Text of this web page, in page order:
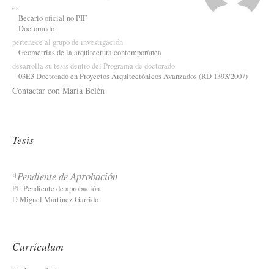
es
Becario oficial no PIF
Doctorando
pertenece al grupo de investigación
Geometrías de la arquitectura contemporánea
desarrolla su tesis dentro del Programa de doctorado
03E3 Doctorado en Proyectos Arquitectónicos Avanzados (RD 1393/2007)
Contactar con María Belén
Tesis
*Pendiente de Aprobación
PCPendiente de aprobación.
DMiguel Martínez Garrido
Currículum